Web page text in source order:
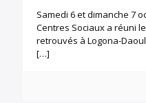
Samedi 6 et dimanche 7
Centres Sociaux a réuni
retrouvés à Logona-
[…]